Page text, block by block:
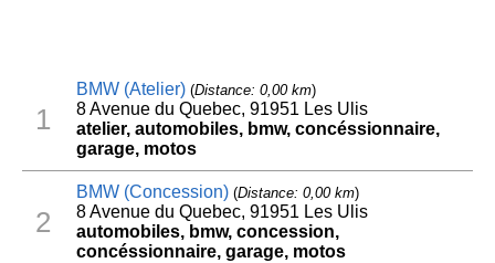
1
BMW (Atelier)(Distance: 0,00 km)
8 Avenue du Quebec, 91951 Les Ulis
atelier, automobiles, bmw, concéssionnaire,
garage, motos
2
BMW (Concession)(Distance: 0,00 km)
8 Avenue du Quebec, 91951 Les Ulis
automobiles, bmw, concession,
concéssionnaire, garage, motos